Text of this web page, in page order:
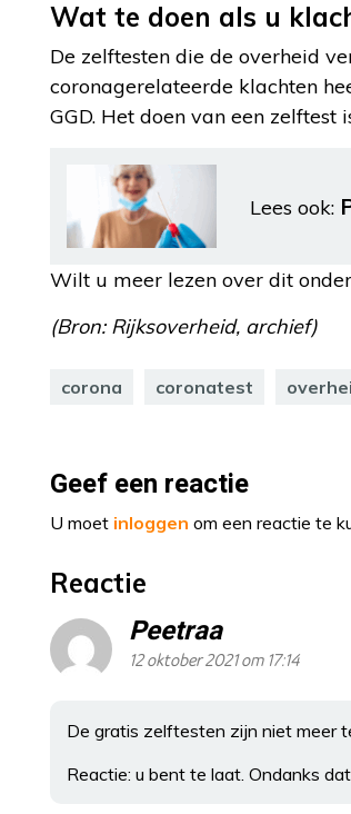
Wat te doen als u
De zelftesten die de overheid
coronagerelateerde klachten
GGD. Het doen van een zelftest
Lees ook:
Wilt u meer lezen over dit
(Bron: Rijksoverheid, archief)
corona coronatest
Geef een reactie
U moet inloggen om een reactie te
Reactie
Peetraa
12 oktober 2021 om 17:14
De gratis zelftesten zijn niet meer
Reactie: u bent te laat. Ondanks